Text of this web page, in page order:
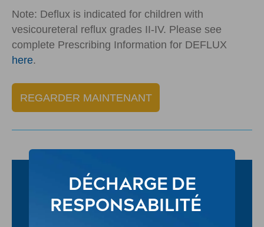
Note: Deflux is indicated for children with
vesicoureteral reflux grades II-IV. Please see
complete Prescribing Information for DEFLUX
here.
REGARDER MAINTENANT
DÉCHARGE DE
RESPONSABILITÉ